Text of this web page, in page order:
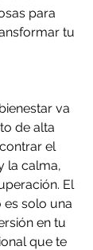
para
tu
va
de alta
el
la calma,
El
es solo una
en tu
que te